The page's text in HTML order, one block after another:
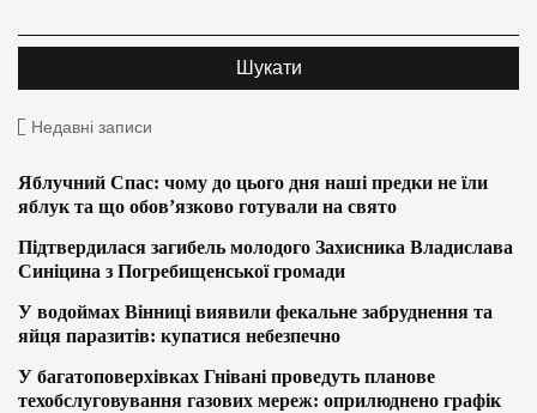
Недавні записи
Яблучний Спас: чому до цього дня наші предки не їли
яблук та що обов’язково готували на свято
Підтвердилася загибель молодого Захисника Владислава
Синіцина з Погребищенської громади
У водоймах Вінниці виявили фекальне забруднення та
яйця паразитів: купатися небезпечно
У багатоповерхівках Гнівані проведуть планове
техобслуговування газових мереж: оприлюднено графік